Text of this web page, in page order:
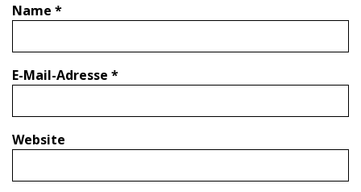
Name *
E-Mail-Adresse *
Website